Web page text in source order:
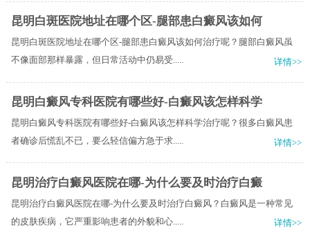
昆明白斑医院地址在哪个区-腿部患白癜风该如何
昆明白斑医院地址在哪个区-腿部患白癜风该如何治疗呢？腿部白癜风虽
不像面部那样暴露，但日常活动中仍易受.....
详情>>
昆明白癜风专科医院有哪些好-白癜风该怎样科学
昆明白癜风专科医院有哪些好-白癜风该怎样科学治疗呢？很多白癜风患
者确诊后慌乱不已，要么轻信偏方急于求.....
详情>>
昆明治疗白癜风医院在哪-为什么要及时治疗白癜
昆明治疗白癜风医院在哪-为什么要及时治疗白癜风？白癜风是一种常见
的皮肤疾病，它严重影响患者的外貌和心.....
详情>>